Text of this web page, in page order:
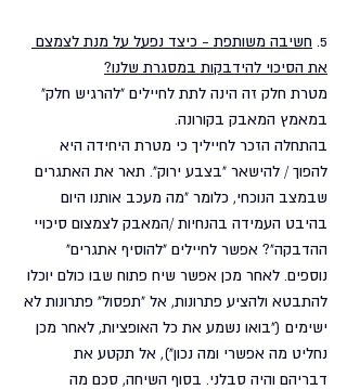
5. חשיבה משותפת - כיצד נפעל על מנת לצמצם
את הסיכוי להידבקות במסגרת שלנו?
מטרת חלק זה הינה לתת לחיילים "להרגיש חלק"
במאמץ המאבק בקורונה.
בהתחלה הזכר לחייליך כי מטרת היחידה היא
להפוך / להישאר "בצבע ירוק". תאר את האתגרים
שבמצב הנוכחי, כלומר "מה מעכב אותנו היום
בהיבט העמידה בהנחיות /המאבק לצמצום סיכויי
ההדבקה"? אפשר לחיילים "להוסיף אתגרים"
נוספים. לאחר מכן אפשר שיח פתוח שבו כולם יוכלו
להתבטא ולהציע פתרונות, אל "תפסול" פתרונות לא
ישימים ("בואו נשמע את כל האופציות, לאחר מכן
נחליט מה אפשרי ומה נכון"), אל תקטע את
דבריהם והיה סבלני. בסוף השיחה, סכם מה